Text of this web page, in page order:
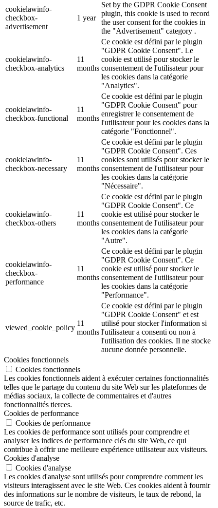
cookielawinfo-
checkbox-
advertisement
1 year
Set by the GDPR Cookie Consent
plugin, this cookie is used to record
the user consent for the cookies in
the "Advertisement" category .
cookielawinfo-
checkbox-analytics
11
months
Ce cookie est défini par le plugin
"GDPR Cookie Consent". Le
cookie est utilisé pour stocker le
consentement de l'utilisateur pour
les cookies dans la catégorie
"Analytics".
cookielawinfo-
checkbox-functional
11
months
Ce cookie est défini par le plugin
"GDPR Cookie Consent" pour
enregistrer le consentement de
l'utilisateur pour les cookies dans la
catégorie "Fonctionnel".
cookielawinfo-
checkbox-necessary
11
months
Ce cookie est défini par le plugin
"GDPR Cookie Consent". Ces
cookies sont utilisés pour stocker le
consentement de l'utilisateur pour
les cookies dans la catégorie
"Nécessaire".
cookielawinfo-
checkbox-others
11
months
Ce cookie est défini par le plugin
"GDPR Cookie Consent". Ce
cookie est utilisé pour stocker le
consentement de l'utilisateur pour
les cookies dans la catégorie
"Autre".
cookielawinfo-
checkbox-
performance
11
months
Ce cookie est défini par le plugin
"GDPR Cookie Consent". Ce
cookie est utilisé pour stocker le
consentement de l'utilisateur pour
les cookies dans la catégorie
"Performance".
viewed_cookie_policy
11
months
Ce cookie est défini par le plugin
"GDPR Cookie Consent" et est
utilisé pour stocker l'information si
l'utilisateur a consenti ou non à
l'utilisation des cookies. Il ne stocke
aucune donnée personnelle.
Cookies fonctionnels
Cookies fonctionnels
Les cookies fonctionnels aident à exécuter certaines fonctionnalités
telles que le partage du contenu du site Web sur les plateformes de
médias sociaux, la collecte de commentaires et d'autres
fonctionnalités tierces.
Cookies de performance
Cookies de performance
Les cookies de performance sont utilisés pour comprendre et
analyser les indices de performance clés du site Web, ce qui
contribue à offrir une meilleure expérience utilisateur aux visiteurs.
Cookies d'analyse
Cookies d'analyse
Les cookies d'analyse sont utilisés pour comprendre comment les
visiteurs interagissent avec le site Web. Ces cookies aident à fournir
des informations sur le nombre de visiteurs, le taux de rebond, la
source de trafic, etc.